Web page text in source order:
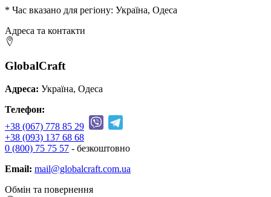
* Час вказано для регіону: Україна, Одеса
Адреса та контакти
GlobalCraft
Адреса: Україна, Одеса
Телефон:
+38 (067) 778 85 29
+38 (093) 137 68 68
0 (800) 75 75 57 - безкоштовно
Email: mail@globalcraft.com.ua
Обмін та повернення